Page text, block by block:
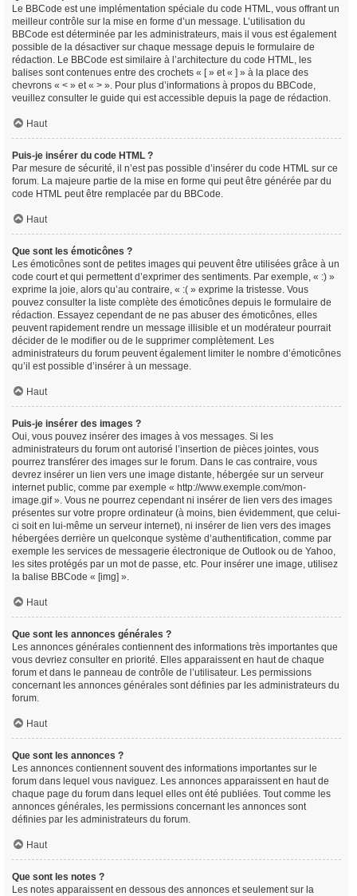
Le BBCode est une implémentation spéciale du code HTML, vous offrant un
meilleur contrôle sur la mise en forme d’un message. L’utilisation du
BBCode est déterminée par les administrateurs, mais il vous est également
possible de la désactiver sur chaque message depuis le formulaire de
rédaction. Le BBCode est similaire à l’architecture du code HTML, les
balises sont contenues entre des crochets « [ » et « ] » à la place des
chevrons « < » et « > ». Pour plus d’informations à propos du BBCode,
veuillez consulter le guide qui est accessible depuis la page de rédaction.
Haut
Puis-je insérer du code HTML ?
Par mesure de sécurité, il n’est pas possible d’insérer du code HTML sur ce
forum. La majeure partie de la mise en forme qui peut être générée par du
code HTML peut être remplacée par du BBCode.
Haut
Que sont les émoticônes ?
Les émoticônes sont de petites images qui peuvent être utilisées grâce à un
code court et qui permettent d’exprimer des sentiments. Par exemple, « :) »
exprime la joie, alors qu’au contraire, « :( » exprime la tristesse. Vous
pouvez consulter la liste complète des émoticônes depuis le formulaire de
rédaction. Essayez cependant de ne pas abuser des émoticônes, elles
peuvent rapidement rendre un message illisible et un modérateur pourrait
décider de le modifier ou de le supprimer complètement. Les
administrateurs du forum peuvent également limiter le nombre d’émoticônes
qu’il est possible d’insérer à un message.
Haut
Puis-je insérer des images ?
Oui, vous pouvez insérer des images à vos messages. Si les
administrateurs du forum ont autorisé l’insertion de pièces jointes, vous
pourrez transférer des images sur le forum. Dans le cas contraire, vous
devrez insérer un lien vers une image distante, hébergée sur un serveur
internet public, comme par exemple « http://www.exemple.com/mon-
image.gif ». Vous ne pourrez cependant ni insérer de lien vers des images
présentes sur votre propre ordinateur (à moins, bien évidemment, que celui-
ci soit en lui-même un serveur internet), ni insérer de lien vers des images
hébergées derrière un quelconque système d’authentification, comme par
exemple les services de messagerie électronique de Outlook ou de Yahoo,
les sites protégés par un mot de passe, etc. Pour insérer une image, utilisez
la balise BBCode « [img] ».
Haut
Que sont les annonces générales ?
Les annonces générales contiennent des informations très importantes que
vous devriez consulter en priorité. Elles apparaissent en haut de chaque
forum et dans le panneau de contrôle de l’utilisateur. Les permissions
concernant les annonces générales sont définies par les administrateurs du
forum.
Haut
Que sont les annonces ?
Les annonces contiennent souvent des informations importantes sur le
forum dans lequel vous naviguez. Les annonces apparaissent en haut de
chaque page du forum dans lequel elles ont été publiées. Tout comme les
annonces générales, les permissions concernant les annonces sont
définies par les administrateurs du forum.
Haut
Que sont les notes ?
Les notes apparaissent en dessous des annonces et seulement sur la